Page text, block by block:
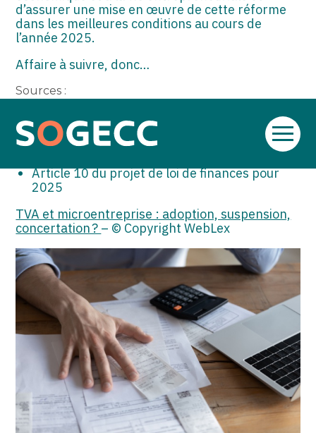
Aller
d’assurer une mise en œuvre de cette réforme
dans les meilleures conditions au cours de
l’année 2025.
Affaire à suivre, donc…
Sources :
Communiqué de presse relatif à l’article 10 du
Projet de loi de Finances 2025 sur
l’abaissement du seuil de franchise de TVA,
Article 10 du projet de loi de finances pour
2025
TVA et microentreprise : adoption, suspension,
concertation ? – © Copyright WebLex